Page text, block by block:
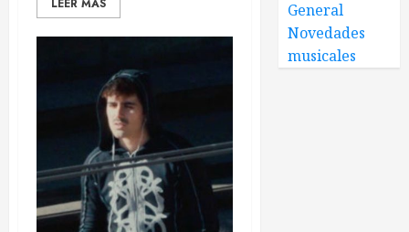
LEER MÁS
General
Novedades
musicales